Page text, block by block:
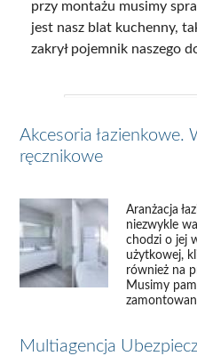
przy montażu musimy
jest nasz blat kuchenny,
zakrył pojemnik naszego
Akcesoria łazienkowe.
ręcznikowe
Aranżacja
niezwykle
chodzi o jej
użytkowej,
również na
Musimy
Multiagencja